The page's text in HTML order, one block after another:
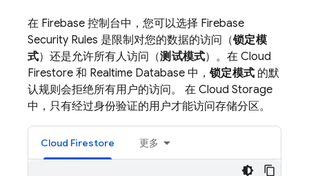
在 Firebase 控制台中，您可以选择 Firebase
Security Rules 是限制对您的数据的访问（锁定模
式）还是允许所有人访问（测试模式）。在Cloud
Firestore 和 Realtime Database 中， 锁定模式 的默
认规则会拒绝所有用户的访问。 在 Cloud Storage
中，只有经过身份验证的用户才能访问存储分区。
Cloud Firestore 更多